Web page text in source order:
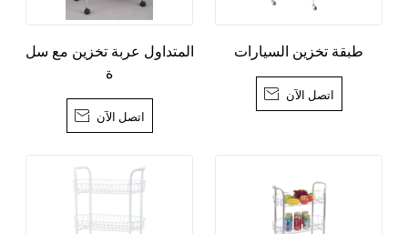
المتداول عربة تخزين مع سل
ة
 اتصل الآن
طبقة تخزين السيارات
 اتصل الآن